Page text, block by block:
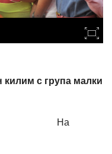
килим с група малки
На